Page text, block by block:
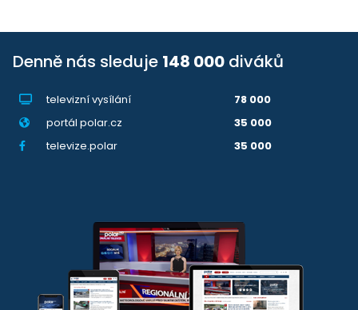
Denně nás sleduje 148 000 diváků
televizní vysílání
78 000
portál polar.cz
35 000
televize.polar
35 000